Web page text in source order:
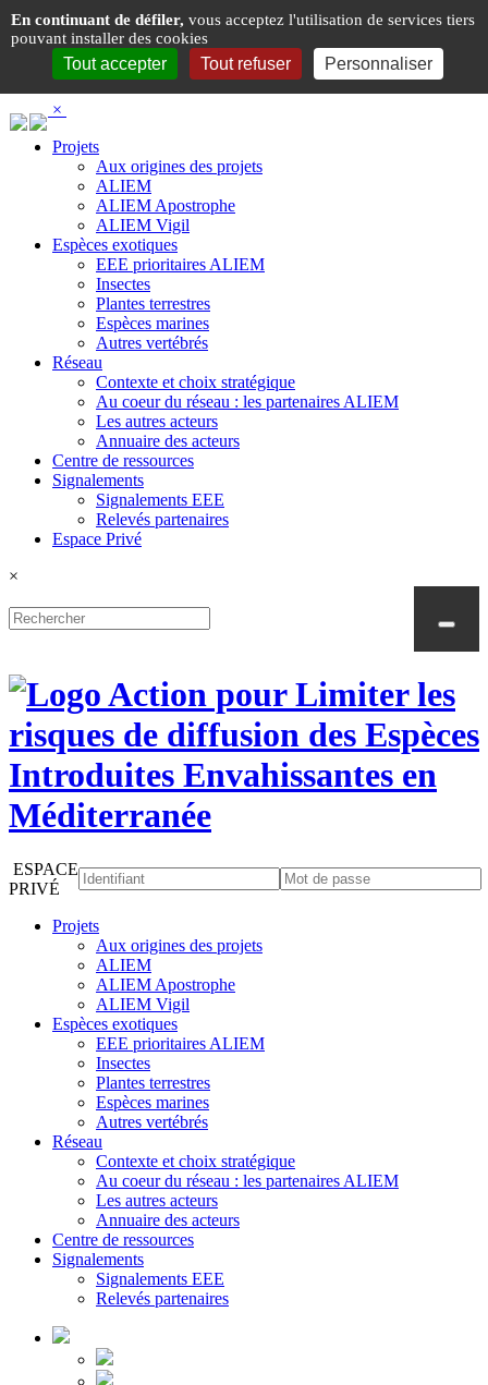
×
Projets
Aux origines des projets
ALIEM
ALIEM Apostrophe
ALIEM Vigil
Espèces exotiques
EEE prioritaires ALIEM
Insectes
Plantes terrestres
Espèces marines
Autres vertébrés
Réseau
Contexte et choix stratégique
Au coeur du réseau : les partenaires ALIEM
Les autres acteurs
Annuaire des acteurs
Centre de ressources
Signalements
Signalements EEE
Relevés partenaires
Espace Privé
×
ESPACE
PRIVÉ
Projets
Aux origines des projets
ALIEM
ALIEM Apostrophe
ALIEM Vigil
Espèces exotiques
EEE prioritaires ALIEM
Insectes
Plantes terrestres
Espèces marines
Autres vertébrés
Réseau
Contexte et choix stratégique
Au coeur du réseau : les partenaires ALIEM
Les autres acteurs
Annuaire des acteurs
Centre de ressources
Signalements
Signalements EEE
Relevés partenaires
Panneau de gestion des cookies
En continuant de défiler, vous acceptez l'utilisation de services tiers
pouvant installer des cookies
Tout accepter Tout refuser Personnaliser